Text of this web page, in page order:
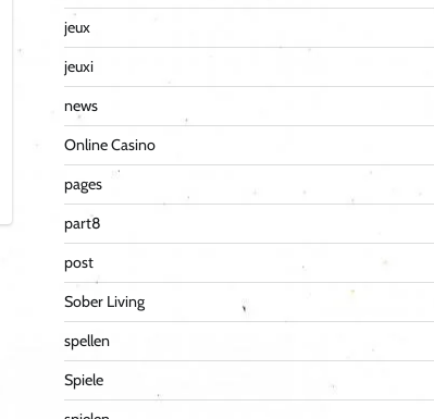
jeux
jeuxi
news
Online Casino
pages
part8
post
Sober Living
spellen
Spiele